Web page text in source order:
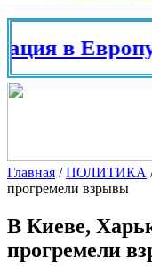
в Европу
Главная /ПОЛИТИКА
прогремели взрывы
В Киеве,
прогремели